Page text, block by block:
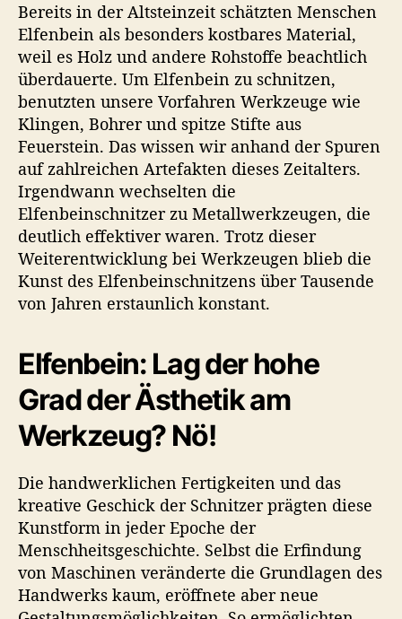
Bereits in der Altsteinzeit schätzten Menschen
Elfenbein als besonders kostbares Material,
weil es Holz und andere Rohstoffe beachtlich
überdauerte. Um Elfenbein zu schnitzen,
benutzten unsere Vorfahren Werkzeuge wie
Klingen, Bohrer und spitze Stifte aus
Feuerstein. Das wissen wir anhand der Spuren
auf zahlreichen Artefakten dieses Zeitalters.
Irgendwann wechselten die
Elfenbeinschnitzer zu Metallwerkzeugen, die
deutlich effektiver waren. Trotz dieser
Weiterentwicklung bei Werkzeugen blieb die
Kunst des Elfenbeinschnitzens über Tausende
von Jahren erstaunlich konstant.
Elfenbein: Lag der hohe
Grad der Ästhetik am
Werkzeug? Nö!
Die handwerklichen Fertigkeiten und das
kreative Geschick der Schnitzer prägten diese
Kunstform in jeder Epoche der
Menschheitsgeschichte. Selbst die Erfindung
von Maschinen veränderte die Grundlagen des
Handwerks kaum, eröffnete aber neue